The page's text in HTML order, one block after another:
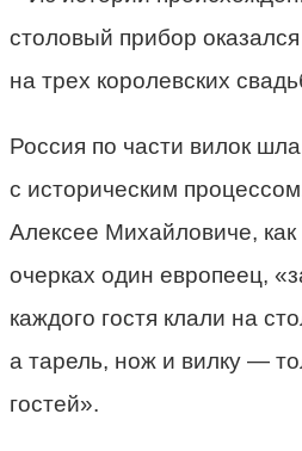
Россия по части вилок
с историческим
Алексее Михайловиче, как
очерках один европеец,
каждого гостя клали на
а тарель, нож и вилку —
гостей».